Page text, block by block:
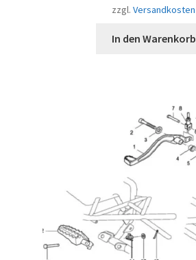
zzgl. Versandkosten
In den Warenkorb